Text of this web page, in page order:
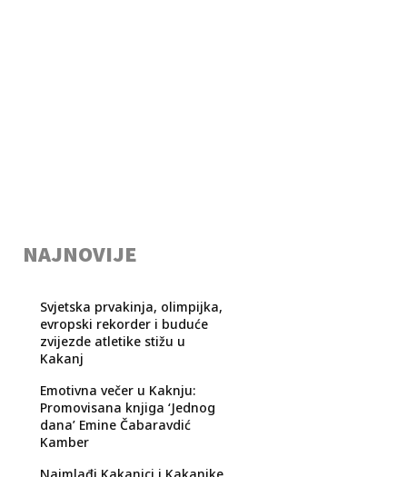
NAJNOVIJE
Svjetska prvakinja, olimpijka,
evropski rekorder i buduće
zvijezde atletike stižu u
Kakanj
Emotivna večer u Kaknju:
Promovisana knjiga ‘Jednog
dana’ Emine Čabaravdić
Kamber